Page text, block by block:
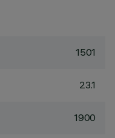
1501
23.1
1900